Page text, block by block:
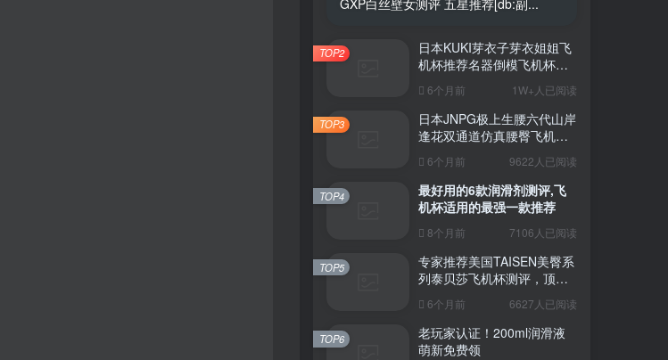
日本KUKI芽衣子芽衣姐姐飞
机杯推荐名器倒模飞机杯测
6个月前 1W+人已阅读
TOP2
日本JNPG极上生腰六代山岸
逢花双通道仿真腰臀飞机杯
致真实感的资深玩家
6个月前 9622人已阅读
TOP3
最好用的6款润滑剂测评,飞
机杯适用的最强一款推荐
8个月前 7106人已阅读
TOP4
专家推荐美国TAISEN美臀系
列泰贝莎飞机杯测评，顶级
6个月前 6627人已阅读
TOP5
老玩家认证！200ml润滑液
萌新免费领
TOP6